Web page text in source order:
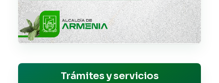
Trámites y servicios